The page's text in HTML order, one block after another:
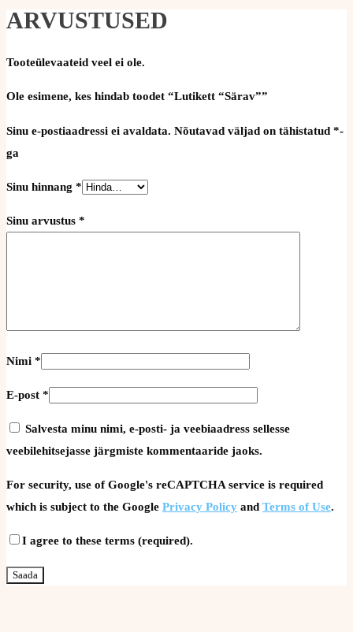
ARVUSTUSED
Tooteülevaateid veel ei ole.
Ole esimene, kes hindab toodet “Lutikett “Särav””
Sinu e-postiaadressi ei avaldata. Nõutavad väljad on tähistatud *-
ga
Sinu hinnang *
Sinu arvustus *
Nimi *
E-post *
Salvesta minu nimi, e-posti- ja veebiaadress sellesse
veebilehitsejasse järgmiste kommentaaride jaoks.
For security, use of Google's reCAPTCHA service is required
which is subject to the Google Privacy Policy and Terms of Use.
I agree to these terms (required).